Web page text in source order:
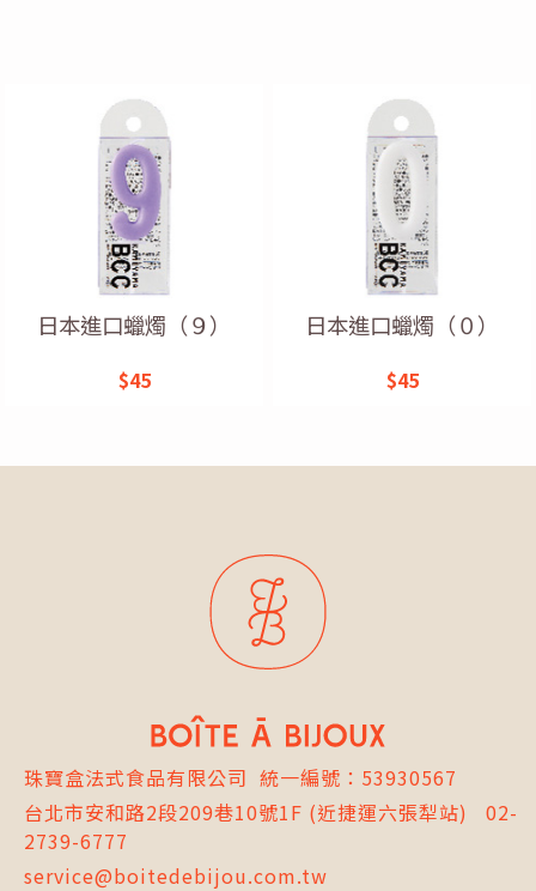
日本進口蠟燭（９）
$45
日本進口蠟燭（０）
$45
珠寶盒法式食品有限公司 統一編號：53930567
台北市安和路2段209巷10號1F (近捷運六張犁站)
02-
2739-6777
service@boitedebijou.com.tw